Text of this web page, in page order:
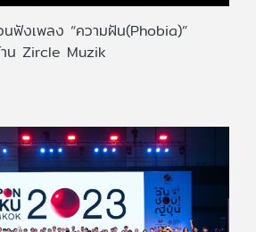
ฟังเพลง “ความฝัน(Phobia)”
น Zircle Muzik